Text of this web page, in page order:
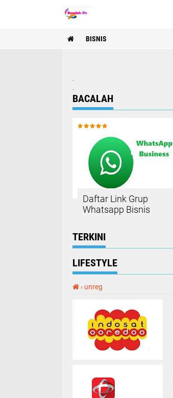
BISNIS
BACALAH
Daftar Link Grup
Whatsapp Bisnis
TERKINI
LIFESTYLE
› unreg